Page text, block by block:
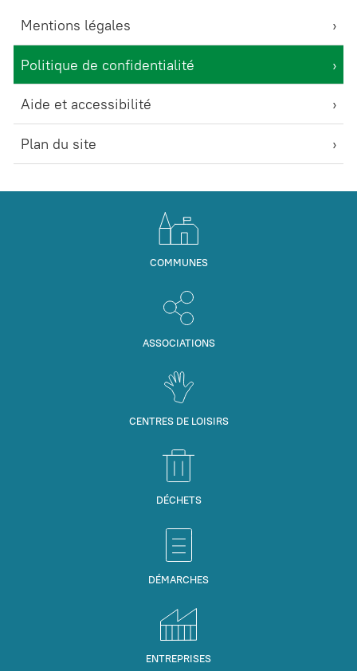
Mentions légales
Politique de confidentialité
Aide et accessibilité
Plan du site
COMMUNES
ASSOCIATIONS
CENTRES DE LOISIRS
DÉCHETS
DÉMARCHES
ENTREPRISES